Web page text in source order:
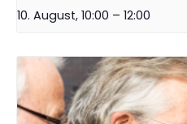
10. August, 10:00 – 12:00